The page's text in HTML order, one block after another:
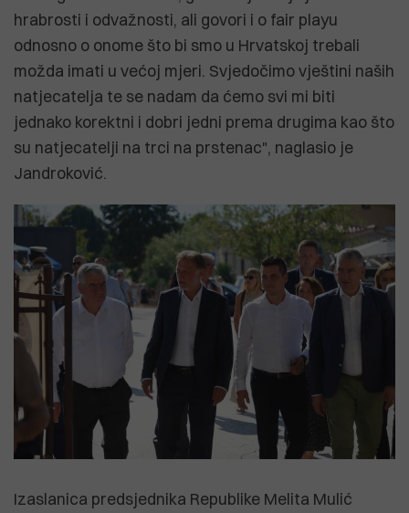
hrabrosti i odvažnosti, ali govori i o fair playu
odnosno o onome što bi smo u Hrvatskoj trebali
možda imati u većoj mjeri. Svjedočimo vještini naših
natjecatelja te se nadam da ćemo svi mi biti
jednako korektni i dobri jedni prema drugima kao što
su natjecatelji na trci na prstenac", naglasio je
Jandroković.
Izaslanica predsjednika Republike Melita Mulić